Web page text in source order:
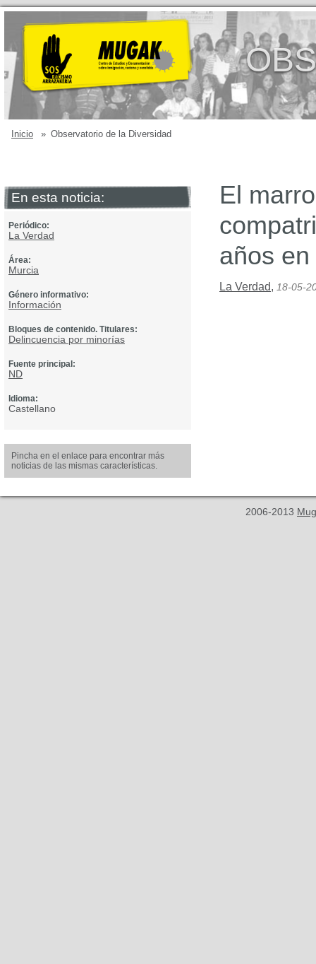
Inicio » Observatorio de la Diversidad
En esta noticia:
Periódico:
La Verdad
Área:
Murcia
Género informativo:
Información
Bloques de contenido. Titulares:
Delincuencia por minorías
Fuente principal:
ND
Idioma:
Castellano
Pincha en el enlace para encontrar más
noticias de las mismas características.
El
años
La Verdad, 18-05-
2006-2013